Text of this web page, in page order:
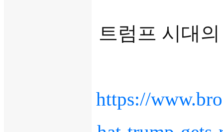
트럼프 시대
https://